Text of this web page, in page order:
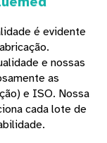
é evidente
e nossas
as
e ISO. Nossa
cada lote de